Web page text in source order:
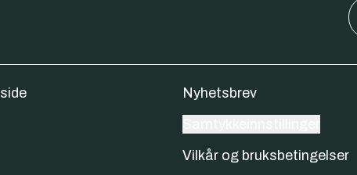
Nyhetsbrev
Vilkår og bruksbetingelser